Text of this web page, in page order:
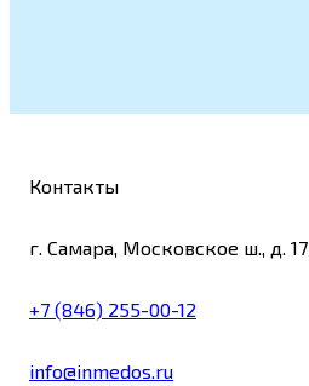
Контакты
г. Самара, Московское ш., д. 17
+7 (846) 255-00-12
info@inmedos.ru